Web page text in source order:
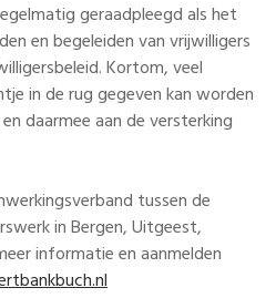
geraadpleegd als het
en begeleiden van vrijwilligers
Kortom, veel
in de rug gegeven kan worden
daarmee aan de versterking
tussen de
in Bergen, Uitgeest,
informatie en aanmelden